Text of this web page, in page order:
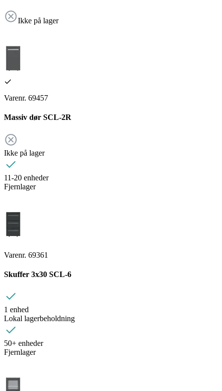
Ikke på lager
Varenr. 69457
Massiv dør SCL-2R
Ikke på lager
11-20 enheder
Fjernlager
Varenr. 69361
Skuffer 3x30 SCL-6
1 enhed
Lokal lagerbeholdning
50+ enheder
Fjernlager